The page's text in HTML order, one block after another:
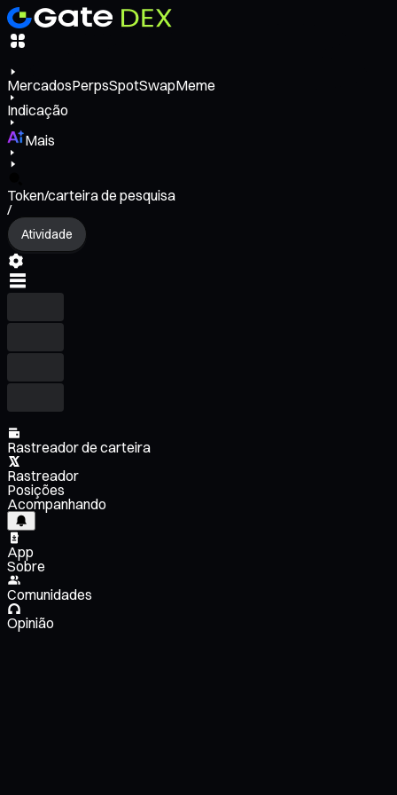
MercadosPerpsSpotSwapMeme
Indicação
Mais
Token/carteira de pesquisa
/
Atividade
Rastreador de carteira
Rastreador
Posições
Acompanhando
App
Sobre
Comunidades
Opinião